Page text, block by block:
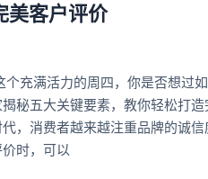
美客户评价
充满活力的周四，你是否想过
秘五大关键要素，教你轻松打
，消费者越来越注重品牌的诚
时，可以